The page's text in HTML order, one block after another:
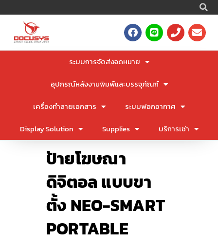
to
F
a
c
e
b
o
L
i
n
P
h
o
E
n
v
ระบบการจัดส่งจดหมาย
อุปกรณ์หลังงานพิมพ์และบรรจุภัณฑ์
เครื่องทำลายเอกสาร
ระบบฟอกอากาศ
Display Solution
Supplies บริการเช่า
ป้ายโฆษณา
ดิจิตอล แบบขา
ตั้ง NEO-SMART
PORTABLE